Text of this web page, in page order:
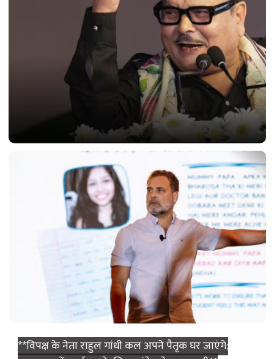
बागी TMC गुट ने CM की मुश्किलें बढ़ाईं; दो बड़ी मांगें उठाईं।
**विपक्ष के नेता राहुल गांधी कल अपने पैतृक घर जाएंगे;